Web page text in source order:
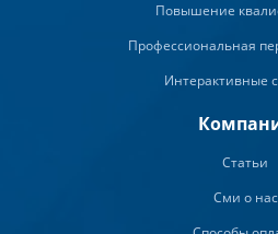
Повышение
Профессиональная
Интерактивные
Статьи
Сми о нас